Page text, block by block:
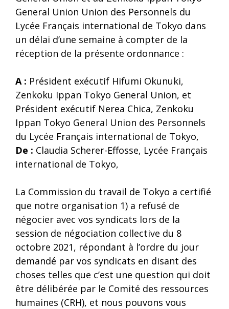
General Union Union des Personnels du
Lycée Français international de Tokyo dans
un délai d’une semaine à compter de la
réception de la présente ordonnance :
A : Président exécutif Hifumi Okunuki,
Zenkoku Ippan Tokyo General Union, et
Président exécutif Nerea Chica, Zenkoku
Ippan Tokyo General Union des Personnels
du Lycée Français international de Tokyo,
De : Claudia Scherer-Effosse, Lycée Français
international de Tokyo,
La Commission du travail de Tokyo a certifié
que notre organisation 1) a refusé de
négocier avec vos syndicats lors de la
session de négociation collective du 8
octobre 2021, répondant à l’ordre du jour
demandé par vos syndicats en disant des
choses telles que c’est une question qui doit
être délibérée par le Comité des ressources
humaines (CRH), et nous pouvons vous